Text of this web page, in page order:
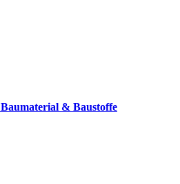
Baumaterial & Baustoffe